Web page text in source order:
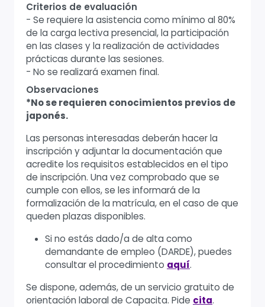
Criterios de evaluación
- Se requiere la asistencia como mínimo al 80%
de la carga lectiva presencial, la participación
en las clases y la realización de actividades
prácticas durante las sesiones.
- No se realizará examen final.
Observaciones
*No se requieren conocimientos previos de
japonés.
Las personas interesadas deberán hacer la
inscripción y adjuntar la documentación que
acredite los requisitos establecidos en el tipo
de inscripción. Una vez comprobado que se
cumple con ellos, se les informará de la
formalización de la matrícula, en el caso de que
queden plazas disponibles.
Si no estás dado/a de alta como
demandante de empleo (DARDE), puedes
consultar el procedimiento aquí.
Se dispone, además, de un servicio gratuito de
orientación laboral de Capacita. Pide cita.